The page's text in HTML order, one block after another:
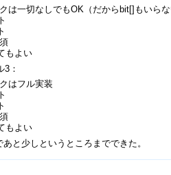
は一切なしでもOK（だからbit[]もいらな
もよい
：
はフル実装
もよい
と少しというところまでできた。